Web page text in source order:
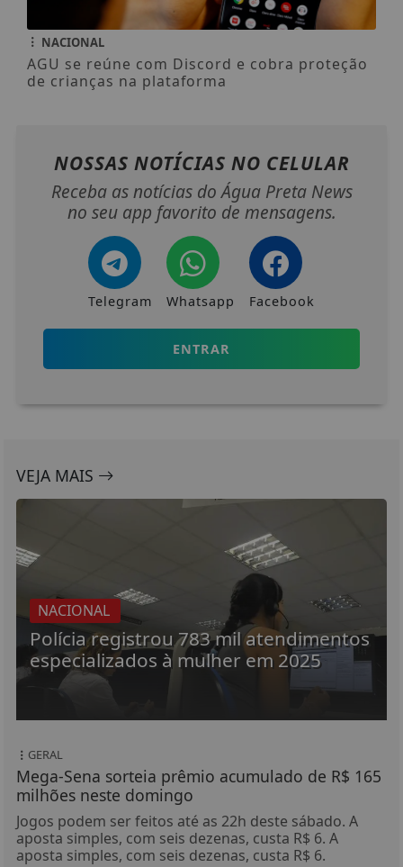
NACIONAL
AGU se reúne com Discord e cobra proteção
de crianças na plataforma
NOSSAS NOTÍCIAS NO CELULAR
Receba as notícias do Água Preta News
no seu app favorito de mensagens.
Telegram Whatsapp Facebook
ENTRAR
VEJA MAIS
NACIONAL
Polícia registrou 783 mil atendimentos
especializados à mulher em 2025
GERAL
Mega-Sena sorteia prêmio acumulado de R$ 165
milhões neste domingo
Jogos podem ser feitos até as 22h deste sábado. A
aposta simples, com seis dezenas, custa R$ 6. A
aposta simples, com seis dezenas, custa R$ 6.